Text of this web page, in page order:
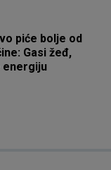
piće bolje od
Gasi žeđ,
energiju